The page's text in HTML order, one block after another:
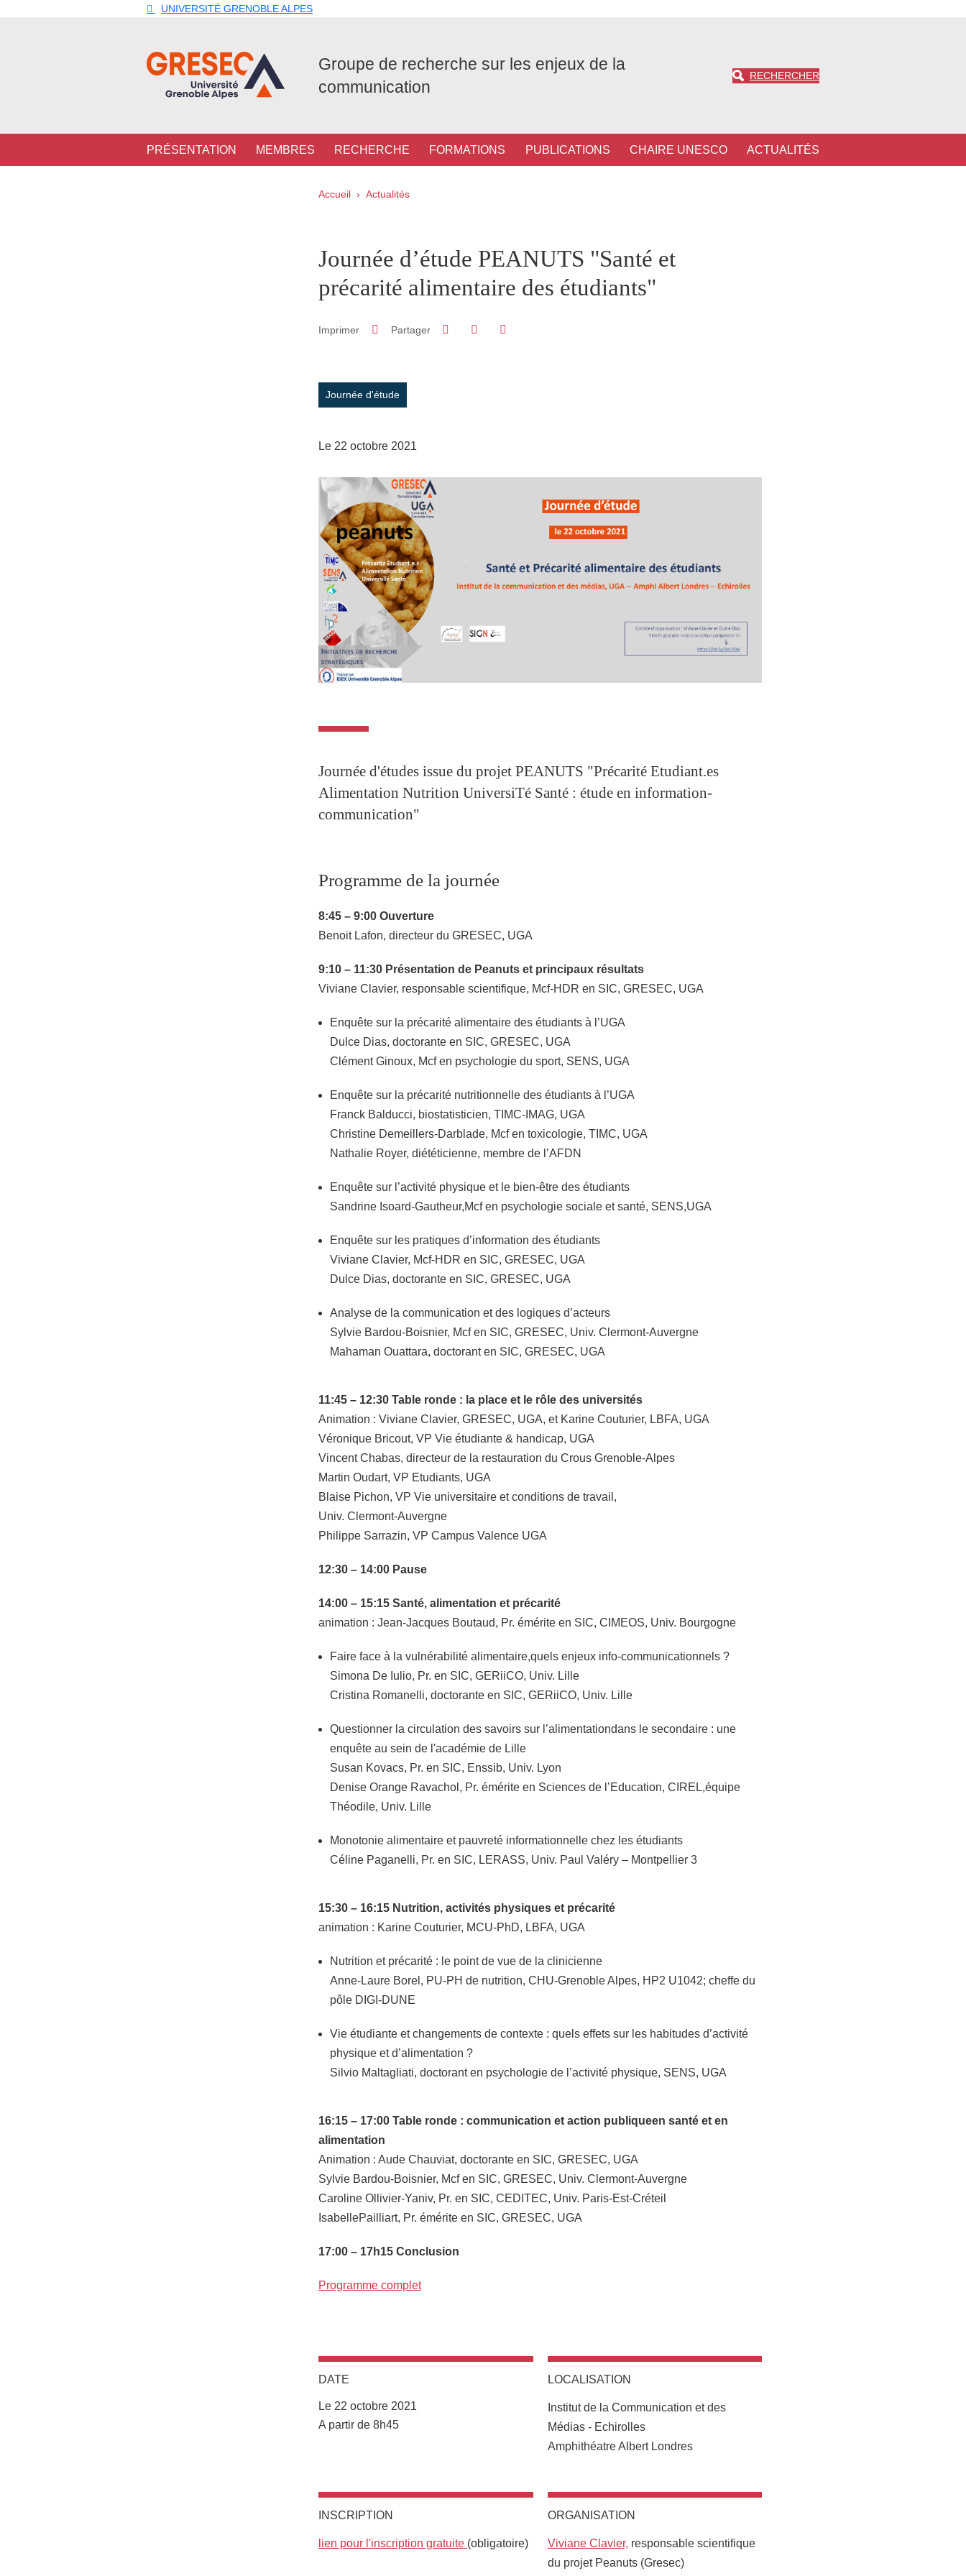
UNIVERSITÉ GRENOBLE ALPES
Groupe de recherche sur les enjeux de la
communication
RECHERCHER
Navigation principale
PRÉSENTATION MEMBRES RECHERCHE FORMATIONS PUBLICATIONS CHAIRE UNESCO ACTUALITÉS
Fil d'Ariane
Accueil Actualités
Navigation principale SidebarJournée d’étude PEANUTS "Santé et
précarité alimentaire des étudiants"
Imprimer Partager Partager sur Facebook
Partager sur LinkedIn
Journée d'étude
Le 22 octobre 2021
Journée d'études issue du projet PEANUTS "Précarité Etudiant.es
Alimentation Nutrition UniversiTé Santé : étude en information-
communication"
Programme de la journée
8:45 – 9:00 Ouverture
Benoit Lafon, directeur du GRESEC, UGA
9:10 – 11:30 Présentation de Peanuts et principaux résultats
Viviane Clavier, responsable scientifique, Mcf-HDR en SIC, GRESEC, UGA
Enquête sur la précarité alimentaire des étudiants à l’UGA
Dulce Dias, doctorante en SIC, GRESEC, UGA
Clément Ginoux, Mcf en psychologie du sport, SENS, UGA
Enquête sur la précarité nutritionnelle des étudiants à l’UGA
Franck Balducci, biostatisticien, TIMC-IMAG, UGA
Christine Demeillers-Darblade, Mcf en toxicologie, TIMC, UGA
Nathalie Royer, diététicienne, membre de l’AFDN
Enquête sur l’activité physique et le bien-être des étudiants
Sandrine Isoard-Gautheur,Mcf en psychologie sociale et santé, SENS,UGA
Enquête sur les pratiques d’information des étudiants
Viviane Clavier, Mcf-HDR en SIC, GRESEC, UGA
Dulce Dias, doctorante en SIC, GRESEC, UGA
Analyse de la communication et des logiques d’acteurs
Sylvie Bardou-Boisnier, Mcf en SIC, GRESEC, Univ. Clermont-Auvergne
Mahaman Ouattara, doctorant en SIC, GRESEC, UGA
11:45 – 12:30 Table ronde : la place et le rôle des universités
Animation : Viviane Clavier, GRESEC, UGA, et Karine Couturier, LBFA, UGA
Véronique Bricout, VP Vie étudiante & handicap, UGA
Vincent Chabas, directeur de la restauration du Crous Grenoble-Alpes
Martin Oudart, VP Etudiants, UGA
Blaise Pichon, VP Vie universitaire et conditions de travail,
Univ. Clermont-Auvergne
Philippe Sarrazin, VP Campus Valence UGA
12:30 – 14:00 Pause
14:00 – 15:15 Santé, alimentation et précarité
animation : Jean-Jacques Boutaud, Pr. émérite en SIC, CIMEOS, Univ. Bourgogne
Faire face à la vulnérabilité alimentaire,quels enjeux info-communicationnels ?
Simona De Iulio, Pr. en SIC, GERiiCO, Univ. Lille
Cristina Romanelli, doctorante en SIC, GERiiCO, Univ. Lille
Questionner la circulation des savoirs sur l’alimentationdans le secondaire : une
enquête au sein de l'académie de Lille
Susan Kovacs, Pr. en SIC, Enssib, Univ. Lyon
Denise Orange Ravachol, Pr. émérite en Sciences de l’Education, CIREL,équipe
Théodile, Univ. Lille
Monotonie alimentaire et pauvreté informationnelle chez les étudiants
Céline Paganelli, Pr. en SIC, LERASS, Univ. Paul Valéry – Montpellier 3
15:30 – 16:15 Nutrition, activités physiques et précarité
animation : Karine Couturier, MCU-PhD, LBFA, UGA
Nutrition et précarité : le point de vue de la clinicienne
Anne-Laure Borel, PU-PH de nutrition, CHU-Grenoble Alpes, HP2 U1042; cheffe du
pôle DIGI-DUNE
Vie étudiante et changements de contexte : quels effets sur les habitudes d’activité
physique et d’alimentation ?
Silvio Maltagliati, doctorant en psychologie de l’activité physique, SENS, UGA
16:15 – 17:00 Table ronde : communication et action publiqueen santé et en
alimentation
Animation : Aude Chauviat, doctorante en SIC, GRESEC, UGA
Sylvie Bardou-Boisnier, Mcf en SIC, GRESEC, Univ. Clermont-Auvergne
Caroline Ollivier-Yaniv, Pr. en SIC, CEDITEC, Univ. Paris-Est-Créteil
IsabellePailliart, Pr. émérite en SIC, GRESEC, UGA
17:00 – 17h15 Conclusion
Programme complet
DATE
Le 22 octobre 2021
Complément date
A partir de 8h45
LOCALISATION
Complément lieu
Institut de la Communication et des
Médias - Echirolles
Amphithéatre Albert Londres
INSCRIPTION
lien pour l'inscription gratuite (obligatoire)
ORGANISATION
Viviane Clavier, responsable scientifique
du projet Peanuts (Gresec)